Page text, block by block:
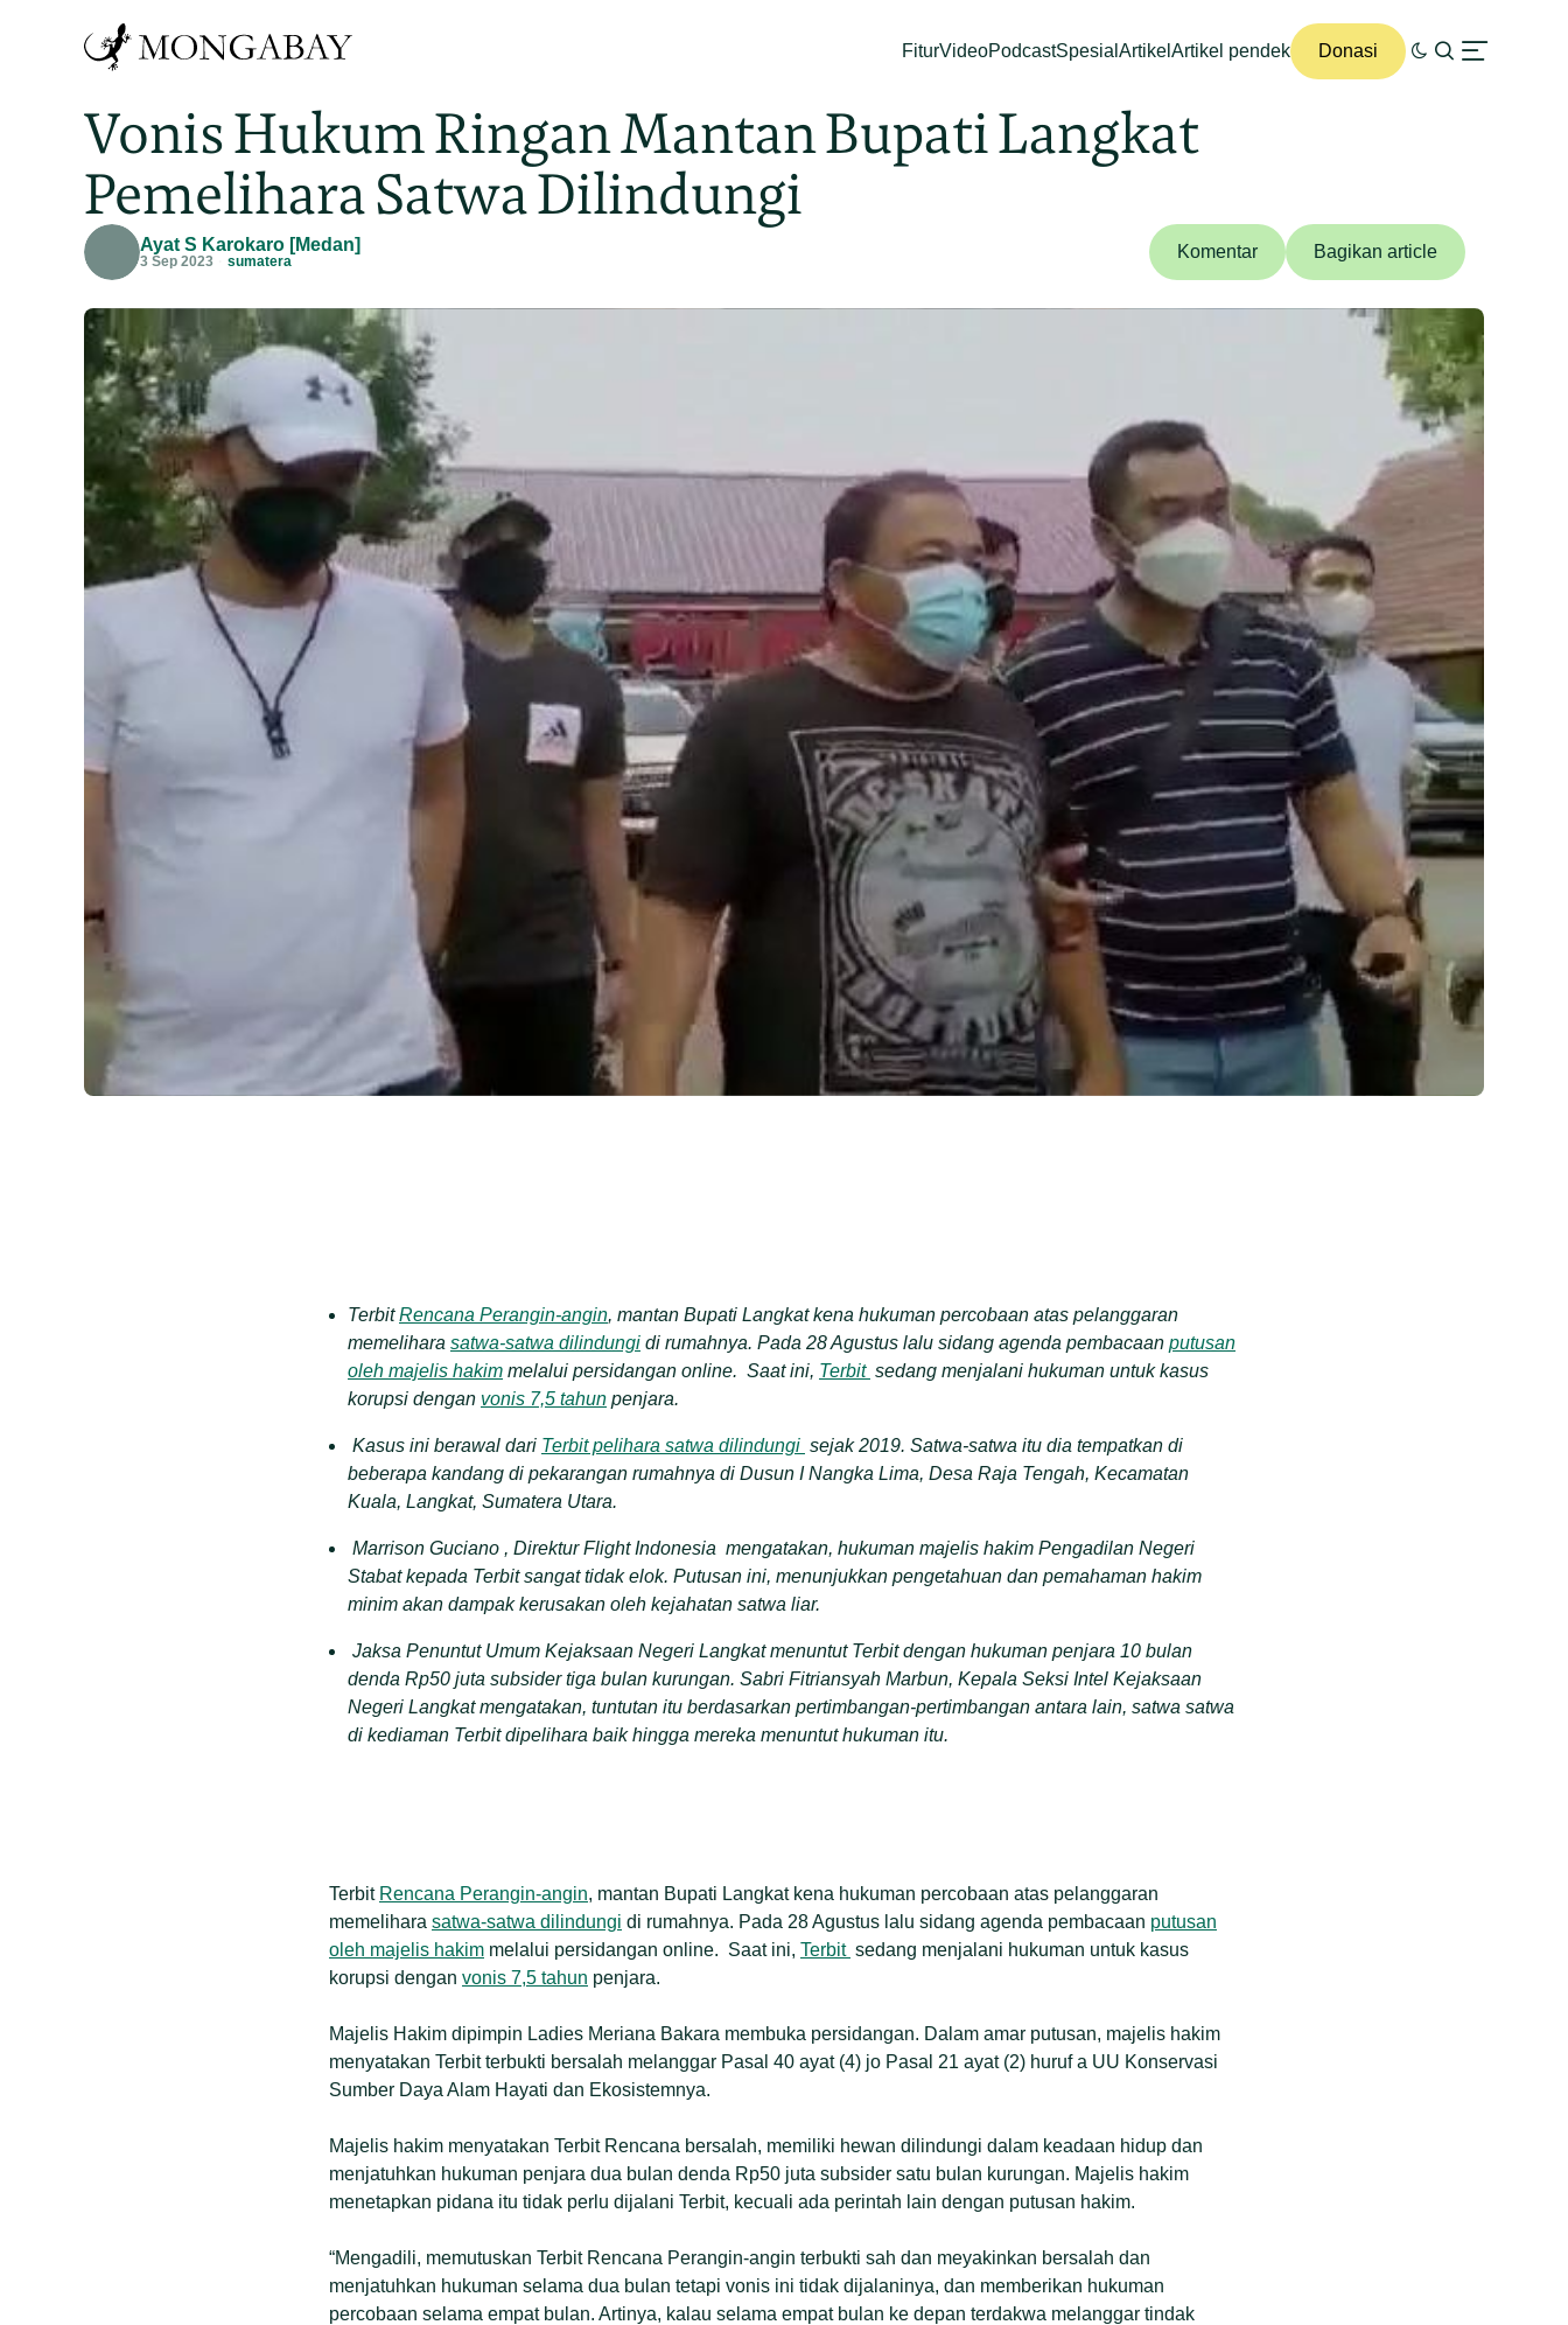
FiturVideoPodcastSpesial Artikel Artikel pendek Donasi
Vonis Hukum Ringan Mantan Bupati Langkat
Pemelihara Satwa Dilindungi
Ayat S Karokaro [Medan]
3 Sep 2023 sumatera Komentar Bagikan article
TerbitRencana Perangin-angin, mantan Bupati Langkatkena hukuman percobaan atas pelanggaran
memelihara satwa-satwa dilindungi di rumahnya. Pada 28Agustus lalu sidang agenda pembacaan putusan
oleh majelis hakim melalui persidangan online. Saat ini, Terbit sedang menjalani hukuman untuk kasus
korupsi dengan vonis 7,5 tahun penjara.
Kasus ini berawal dari Terbit pelihara satwa dilindungi sejak 2019. Satwa-satwa itu dia tempatkan di
beberapa kandang di pekarangan rumahnya di Dusun I Nangka Lima, Desa Raja Tengah, Kecamatan
Kuala, Langkat, Sumatera Utara.
Marrison Guciano , Direktur Flight Indonesia mengatakan, hukuman majelis hakim Pengadilan Negeri
Stabat kepada Terbit sangat tidak elok. Putusan ini, menunjukkan pengetahuan dan pemahaman hakim
minim akan dampak kerusakan oleh kejahatan satwa liar.
Jaksa Penuntut Umum Kejaksaan Negeri Langkat menuntut Terbitdengan hukuman penjara 10 bulan
denda Rp50 juta subsidertiga bulan kurungan. Sabri Fitriansyah Marbun, Kepala Seksi Intel Kejaksaan
Negeri Langkatmengatakan, tuntutan itu berdasarkan pertimbangan-pertimbangan antara lain, satwa satwa
di kediaman Terbitdipelihara baik hingga mereka menuntut hukuman itu.
Terbit Rencana Perangin-angin, mantan Bupati Langkat kena hukuman percobaan atas pelanggaran
memelihara satwa-satwa dilindungi di rumahnya. Pada 28 Agustus lalu sidang agenda pembacaan putusan
oleh majelis hakim melalui persidangan online. Saat ini, Terbit sedang menjalani hukuman untuk kasus
korupsi dengan vonis 7,5 tahun penjara.
Majelis Hakim dipimpin Ladies Meriana Bakara membuka persidangan. Dalam amar putusan, majelis hakim
menyatakan Terbit terbukti bersalah melanggar Pasal 40 ayat (4) jo Pasal 21 ayat (2) huruf a UU Konservasi
Sumber Daya Alam Hayati dan Ekosistemnya.
Majelis hakim menyatakan Terbit Rencana bersalah, memiliki hewan dilindungi dalam keadaan hidup dan
menjatuhkan hukuman penjara dua bulan denda Rp50 juta subsider satu bulan kurungan. Majelis hakim
menetapkan pidana itu tidak perlu dijalani Terbit, kecuali ada perintah lain dengan putusan hakim.
“Mengadili, memutuskan Terbit Rencana Perangin-angin terbukti sah dan meyakinkan bersalah dan
menjatuhkan hukuman selama dua bulan tetapi vonis ini tidak dijalaninya, dan memberikan hukuman
percobaan selama empat bulan. Artinya, kalau selama empat bulan ke depan terdakwa melanggar tindak